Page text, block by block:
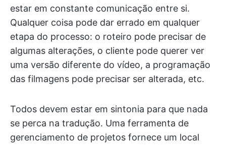
estar em constante comunicação entre si.
Qualquer coisa pode dar errado em qualquer
etapa do processo: o roteiro pode precisar de
algumas alterações, o cliente pode querer ver
uma versão diferente do vídeo, a programação
das filmagens pode precisar ser alterada, etc.
Todos devem estar em sintonia para que nada
se perca na tradução. Uma ferramenta de
gerenciamento de projetos fornece um local